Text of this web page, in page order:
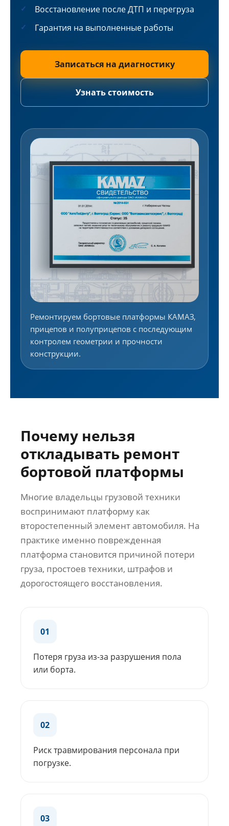
Восстановление после ДТП и перегруза
Гарантия на выполненные работы
Записаться на диагностику
Узнать стоимость
Ремонтируем бортовые платформы КАМАЗ,
прицепов и полуприцепов с последующим
контролем геометрии и прочности
конструкции.
Почему нельзя
откладывать ремонт
бортовой платформы
Многие владельцы грузовой техники
воспринимают платформу как
второстепенный элемент автомобиля. На
практике именно поврежденная
платформа становится причиной потери
груза, простоев техники, штрафов и
дорогостоящего восстановления.
01
Потеря груза из-за разрушения пола
или борта.
02
Риск травмирования персонала при
погрузке.
03